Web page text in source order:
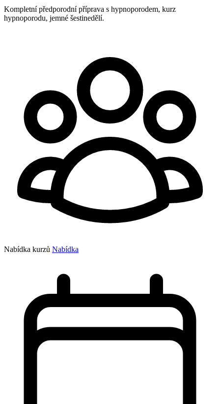
Kompletní předporodní příprava s hypnoporodem, kurz
hypnoporodu, jemné šestinedělí.
Nabídka kurzů Nabídka